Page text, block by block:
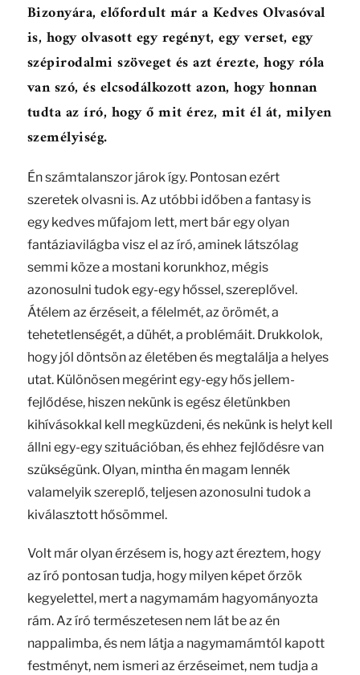
Bizonyára, előfordult már a Kedves Olvasóval
is, hogy olvasott egy regényt, egy verset, egy
szépirodalmi szöveget és azt érezte, hogy róla
van szó, és elcsodálkozott azon, hogy honnan
tudta az író, hogy ő mit érez, mit él át, milyen
személyiség.
Én számtalanszor járok így. Pontosan ezért
szeretek olvasni is. Az utóbbi időben a fantasy is
egy kedves műfajom lett, mert bár egy olyan
fantáziavilágba visz el az író, aminek látszólag
semmi köze a mostani korunkhoz, mégis
azonosulni tudok egy-egy hőssel, szereplővel.
Átélem az érzéseit, a félelmét, az örömét, a
tehetetlenségét, a dühét, a problémáit. Drukkolok,
hogy jól döntsön az életében és megtalálja a helyes
utat. Különösen megérint egy-egy hős jellem-
fejlődése, hiszen nekünk is egész életünkben
kihívásokkal kell megküzdeni, és nekünk is helyt kell
állni egy-egy szituációban, és ehhez fejlődésre van
szükségünk. Olyan, mintha én magam lennék
valamelyik szereplő, teljesen azonosulni tudok a
kiválasztott hősömmel.
Volt már olyan érzésem is, hogy azt éreztem, hogy
az író pontosan tudja, hogy milyen képet őrzök
kegyelettel, mert a nagymamám hagyományozta
rám. Az író természetesen nem lát be az én
nappalimba, és nem látja a nagymamámtól kapott
festményt, nem ismeri az érzéseimet, nem tudja a